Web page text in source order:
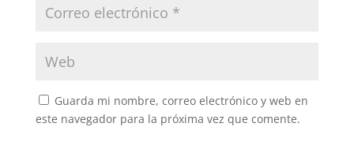
Guarda mi nombre, correo electrónico y web en
este navegador para la próxima vez que comente.